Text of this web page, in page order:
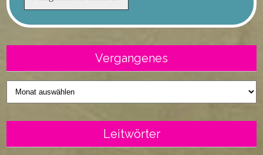
Vergangenes
Vergangenes
Leitwörter